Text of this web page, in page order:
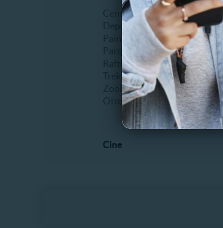
Centros de ski
Deportes extremos
Parques de entretenimiento
Rafting
Trekking
Zoológicos
Otros
Cine